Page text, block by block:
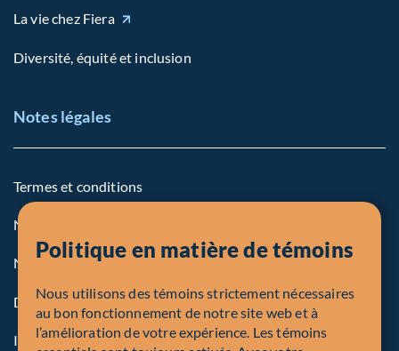
La vie chez Fiera
Diversité, équité et inclusion
Notes légales
Termes et conditions
Notre politique sur les témoins
Note légale aux personnes des États-Unis
Dénonciation
Inscriptions et autorités
Politique en matière de témoins
Nous utilisons des témoins strictement nécessaires
au bon fonctionnement de notre site web et à
l’amélioration de votre expérience. Les témoins